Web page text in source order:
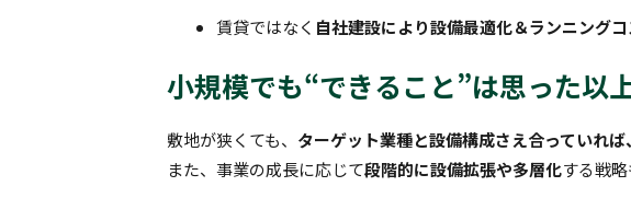
賃貸ではなく 自社建設により設備最適化＆ランニング
小規模でも“できること”は思った以
敷地が狭くても、 ターゲット業種と設備構成さえ合っていれ
また、事業の成長に応じて段階的に設備拡張や多層化する戦略